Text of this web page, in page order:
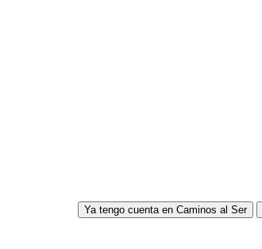
Ya tengo cuenta en Caminos al Ser